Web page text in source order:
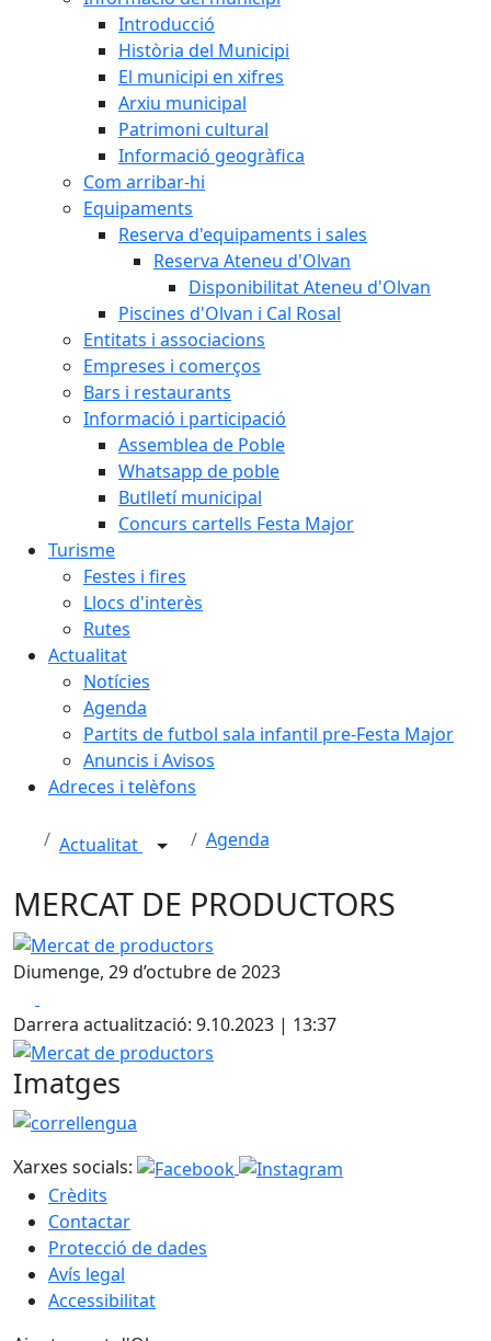
Introducció
Història del Municipi
El municipi en xifres
Arxiu municipal
Patrimoni cultural
Informació geogràfica
Com arribar-hi
Equipaments
Reserva d'equipaments i sales
Reserva Ateneu d'Olvan
Disponibilitat Ateneu d'Olvan
Piscines d'Olvan i Cal Rosal
Entitats i associacions
Empreses i comerços
Bars i restaurants
Informació i participació
Assemblea de Poble
Whatsapp de poble
Butlletí municipal
Concurs cartells Festa Major
Turisme
Festes i fires
Llocs d'interès
Rutes
Actualitat
Notícies
Agenda
Partits de futbol sala infantil pre-Festa Major
Anuncis i Avisos
Adreces i telèfons
Actualitat Agenda
MERCAT DE PRODUCTORS
Mercat de productors
Diumenge, 29 d’octubre de 2023
Darrera actualització: 9.10.2023 | 13:37
Mercat de productors
Imatges
correllengua
Xarxes socials:
Crèdits
Contactar
Protecció de dades
Avís legal
Accessibilitat